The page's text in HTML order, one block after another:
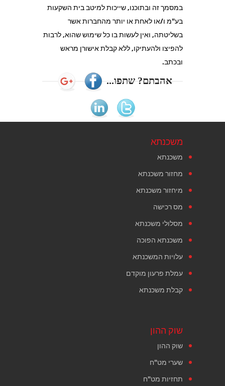
במסמך זה ובתוכנו, שייכות למיטב בית השקעות
בע"מ ו/או לאחת או יותר מהחברות אשר
בשליטתה, ואין לעשות בו כל שימוש שהוא, לרבות
להפיצו ולהעתיקו, ללא קבלת אישורן מראש
ובכתב.
אהבתם? שתפו...
משכנתא
משכנתא
מחזור משכנתא
מיחזור משכנתא
מס רכישה
מסלולי משכנתא
משכנתא הפוכה
עלויות המשכנתא
עמלת פרעון מוקדם
קבלת משכנתא
שוק ההון
שוק ההון
שערי מט"ח
תחזיות מט"ח